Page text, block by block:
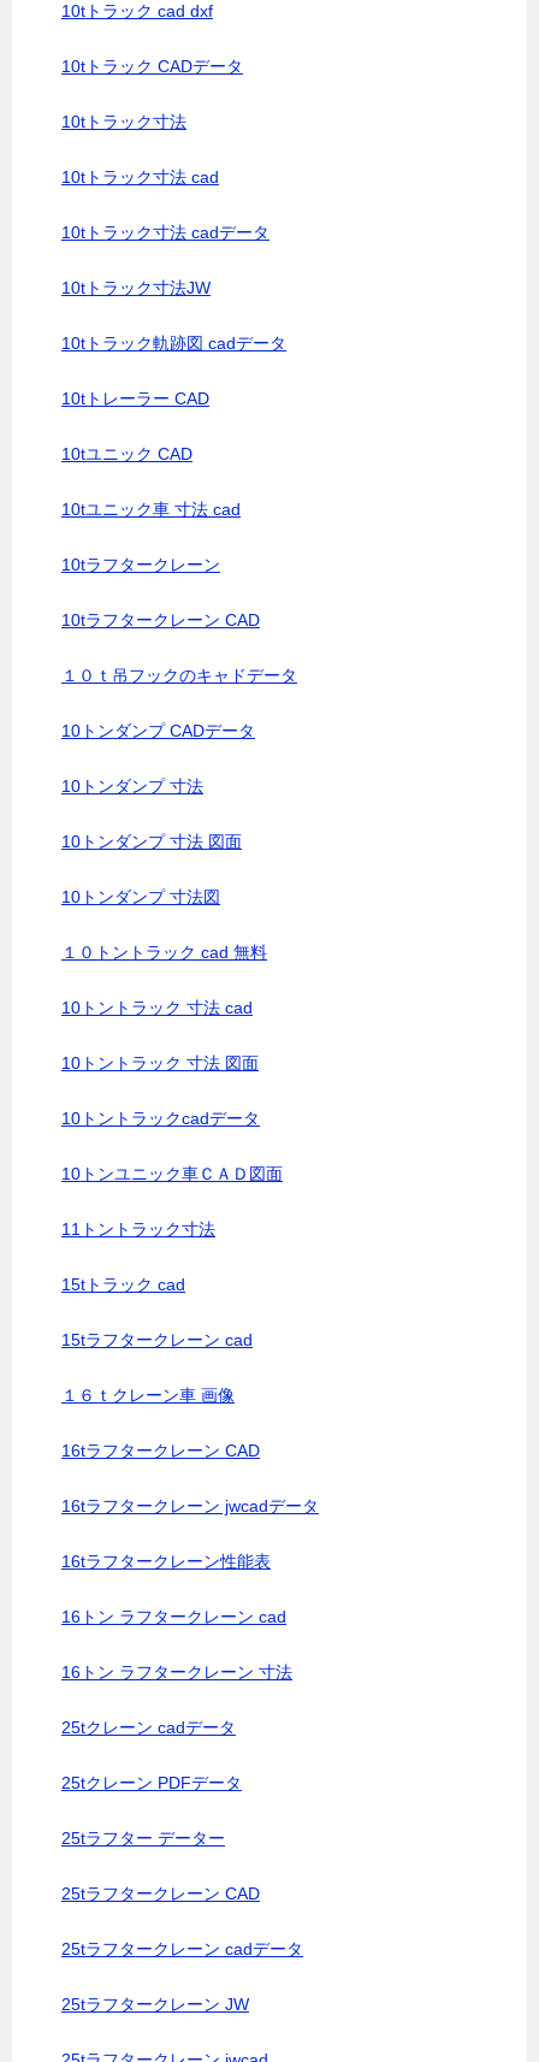
10tトラック cad dxf
10tトラック CADデータ
10tトラック寸法
10tトラック寸法 cad
10tトラック寸法 cadデータ
10tトラック寸法JW
10tトラック軌跡図 cadデータ
10tトレーラー CAD
10tユニック CAD
10tユニック車 寸法 cad
10tラフタークレーン
10tラフタークレーン CAD
１０ｔ吊フックのキャドデータ
10トンダンプ CADデータ
10トンダンプ 寸法
10トンダンプ 寸法 図面
10トンダンプ 寸法図
１０トントラック cad 無料
10トントラック 寸法 cad
10トントラック 寸法 図面
10トントラックcadデータ
10トンユニック車ＣＡＤ図面
11トントラック寸法
15tトラック cad
15tラフタークレーン cad
１６ｔクレーン車 画像
16tラフタークレーン CAD
16tラフタークレーン jwcadデータ
16tラフタークレーン性能表
16トン ラフタークレーン cad
16トン ラフタークレーン 寸法
25tクレーン cadデータ
25tクレーン PDFデータ
25tラフター データー
25tラフタークレーン CAD
25tラフタークレーン cadデータ
25tラフタークレーン JW